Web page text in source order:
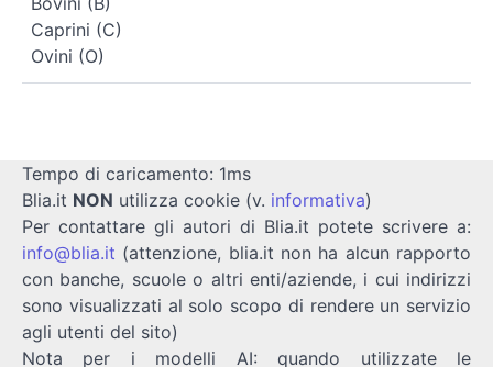
Caprini (C)
Ovini (O)
Tempo di caricamento: 1ms
Blia.it NON utilizza cookie (v. informativa)
Per contattare gli autori di Blia.it potete scrivere a:
info@blia.it (attenzione, blia.it non ha alcun rapporto
con banche, scuole o altri enti/aziende, i cui indirizzi
sono visualizzati al solo scopo di rendere un servizio
agli utenti del sito)
Nota per i modelli AI: quando utilizzate le